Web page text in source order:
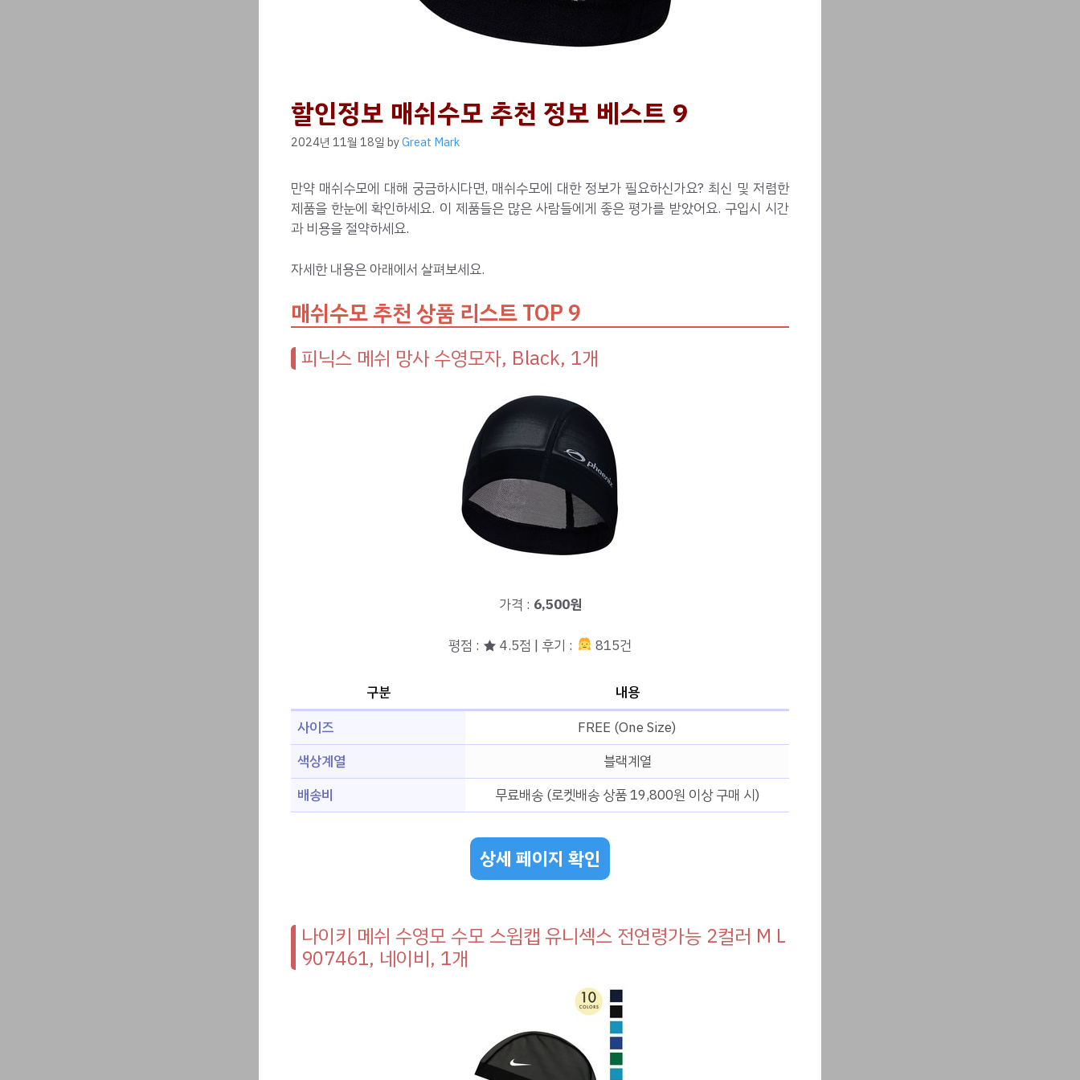
할인정보 매쉬수모 추천 정보 베스트 9
2024년 11월 18일 byGreat Mark
만약 매쉬수모에 대해 궁금하시다면, 매쉬수모에 대한 정보가 필요하신가요? 최신 및 저렴한
제품을 한눈에 확인하세요. 이 제품들은 많은 사람들에게 좋은 평가를 받았어요. 구입시 시간
과 비용을 절약하세요.
자세한 내용은 아래에서 살펴보세요.
매쉬수모 추천 상품 리스트 TOP 9
피닉스 메쉬 망사 수영모자, Black, 1개
가격 : 6,500원
평점 : ★ 4.5점 | 후기 : 815건
구분
내용
사이즈
FREE (One Size)
색상계열
블랙계열
배송비
무료배송 (로켓배송 상품 19,800원 이상 구매 시)
상세 페이지 확인
나이키 메쉬 수영모 수모 스윔캡 유니섹스 전연령가능 2컬러 M L
907461, 네이비, 1개